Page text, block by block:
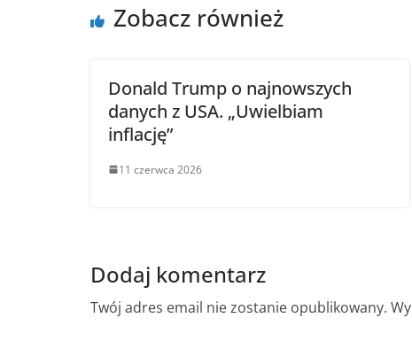
Zobacz również
Donald Trump o najnowszych
danych z USA. „Uwielbiam
inflację”
11 czerwca 2026
Dodaj komentarz
Twój adres email nie zostanie opublikowany.